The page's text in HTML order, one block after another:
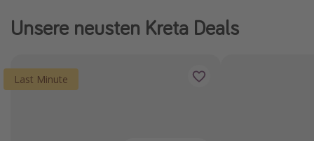
Alle Reiseziele
Unsere neusten Kreta Deals
Last Minute